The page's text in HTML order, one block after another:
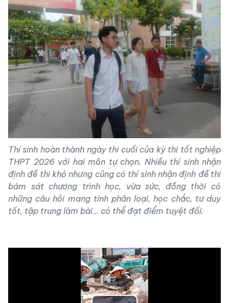
Thí sinh hoàn thành ngày thi cuối của kỳ thi tốt nghiệp
THPT 2026 với hai môn tự chọn. Nhiều thí sinh nhận
định đề thi khó nhưng cũng có thí sinh nhận định đề thi
bám sát chương trình học, vừa sức, đồng thời có
những câu hỏi mang tính phân loại, học chắc, tư duy
tốt, tập trung làm bài... có thể đạt điểm tuyệt đối.